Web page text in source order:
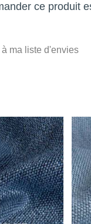
ce produit
ma liste d'envies